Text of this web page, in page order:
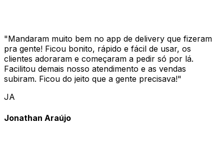
"Mandaram muito bem no app de delivery que fizeram
pra gente! Ficou bonito, rápido e fácil de usar, os
clientes adoraram e começaram a pedir só por lá.
Facilitou demais nosso atendimento e as vendas
subiram. Ficou do jeito que a gente precisava!"
JA
Jonathan Araújo